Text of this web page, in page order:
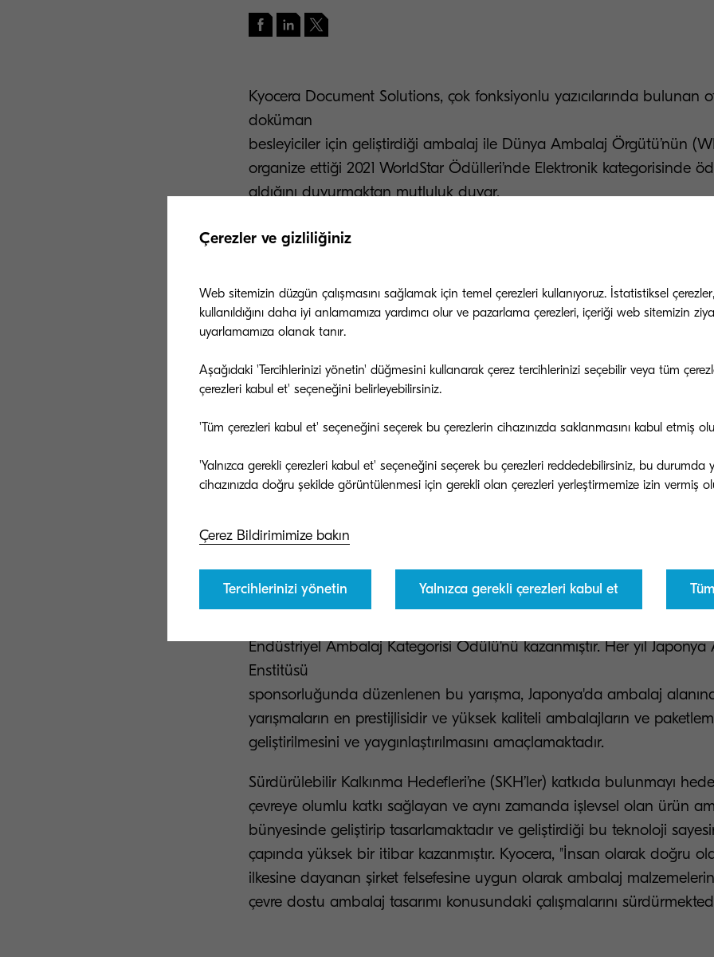
Kyocera Document Solutions, çok fonksiyonlu yazıcılarında bulunan
doküman
besleyiciler için geliştirdiği ambalaj ile Dünya Ambalaj Örgütü’nün
organize ettiği 2021 WorldStar Ödülleri’nde Elektronik kategorisinde
aldığını duyurmaktan mutluluk duyar.
Uluslararası olmasının yanı sıra oldukça prestijli olan bu yarışma,
ekonomik verimliliği, orijinalliği vb. kriterleri değerlendirerek bu
seçkin ürünler için "WorldStar" onay damgasını vermektedir. Kyocera,
17 adet Sürdürülebilir Kalkınma Hedefi’nin (SKH'ler) 12. olan “sorumlu
besleyiciler için geliştirdiği ambalajlama için aldığı ödül, yastıklama
geliştirmek için karton kullanımına dayanmaktadır. Karbondioksit
azaltmak ve böylelikle tehlikeli maddelerin salınımını ortadan
yapıya sahip olmasından dolayı kullanılacak yastıklama
yastıklama yapılmıştır.
Endüstriyel Ambalaj Kategorisi Ödülü'nü kazanmıştır. Her yıl
Enstitüsü
sponsorluğunda düzenlenen bu yarışma, Japonya'da ambalaj
yarışmaların en prestijlisidir ve yüksek kaliteli ambalajların ve
geliştirilmesini ve yaygınlaştırılmasını amaçlamaktadır.
Sürdürülebilir Kalkınma Hedefleri’ne (SKH’ler) katkıda bulunmayı
çevreye olumlu katkı sağlayan ve aynı zamanda işlevsel olan ürün
bünyesinde geliştirip tasarlamaktadır ve geliştirdiği bu teknoloji
çapında yüksek bir itibar kazanmıştır. Kyocera, "İnsan olarak doğru
ilkesine dayanan şirket felsefesine uygun olarak ambalaj
çevre dostu ambalaj tasarımı konusundaki çalışmalarını
Çerezler ve gizliliğiniz
Web sitemizin düzgün çalışmasını sağlamak için temel çerezleri kullanıyoruz. İstatistiksel
kullanıldığını daha iyi anlamamıza yardımcı olur ve pazarlama çerezleri, içeriği web sitemizin
uyarlamamıza olanak tanır.
Aşağıdaki 'Tercihlerinizi yönetin' düğmesini kullanarak çerez tercihlerinizi seçebilir veya tüm
çerezleri kabul et' seçeneğini belirleyebilirsiniz.
'Tüm çerezleri kabul et' seçeneğini seçerek bu çerezlerin cihazınızda saklanmasını kabul etmiş
'Yalnızca gerekli çerezleri kabul et' seçeneğini seçerek bu çerezleri reddedebilirsiniz, bu durumda
Çerez Bildirimimize bakın
Tercihlerinizi yönetin Yalnızca gerekli çerezleri kabul et